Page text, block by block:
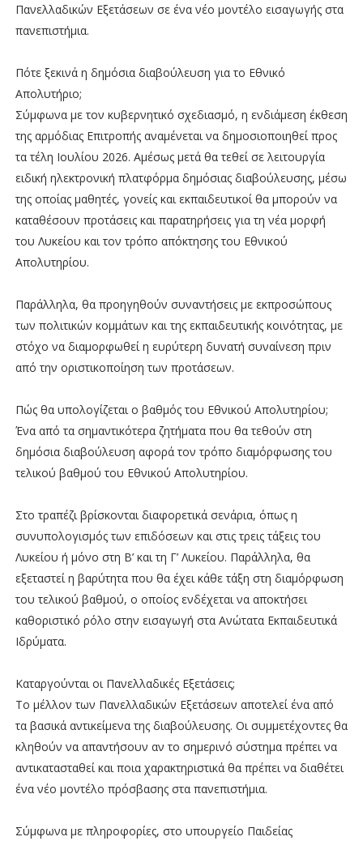
Πανελλαδικών Εξετάσεων σε ένα νέο μοντέλο εισαγωγής στα
πανεπιστήμια.
Πότε ξεκινά η δημόσια διαβούλευση για το Εθνικό
Απολυτήριο;
Σύμφωνα με τον κυβερνητικό σχεδιασμό, η ενδιάμεση έκθεση
της αρμόδιας Επιτροπής αναμένεται να δημοσιοποιηθεί προς
τα τέλη Ιουλίου 2026. Αμέσως μετά θα τεθεί σε λειτουργία
ειδική ηλεκτρονική πλατφόρμα δημόσιας διαβούλευσης, μέσω
της οποίας μαθητές, γονείς και εκπαιδευτικοί θα μπορούν να
καταθέσουν προτάσεις και παρατηρήσεις για τη νέα μορφή
του Λυκείου και τον τρόπο απόκτησης του Εθνικού
Απολυτηρίου.
Παράλληλα, θα προηγηθούν συναντήσεις με εκπροσώπους
των πολιτικών κομμάτων και της εκπαιδευτικής κοινότητας, με
στόχο να διαμορφωθεί η ευρύτερη δυνατή συναίνεση πριν
από την οριστικοποίηση των προτάσεων.
Πώς θα υπολογίζεται ο βαθμός του Εθνικού Απολυτηρίου;
Ένα από τα σημαντικότερα ζητήματα που θα τεθούν στη
δημόσια διαβούλευση αφορά τον τρόπο διαμόρφωσης του
τελικού βαθμού του Εθνικού Απολυτηρίου.
Στο τραπέζι βρίσκονται διαφορετικά σενάρια, όπως η
συνυπολογισμός των επιδόσεων και στις τρεις τάξεις του
Λυκείου ή μόνο στη Β’ και τη Γ’ Λυκείου. Παράλληλα, θα
εξεταστεί η βαρύτητα που θα έχει κάθε τάξη στη διαμόρφωση
του τελικού βαθμού, ο οποίος ενδέχεται να αποκτήσει
καθοριστικό ρόλο στην εισαγωγή στα Ανώτατα Εκπαιδευτικά
Ιδρύματα.
Καταργούνται οι Πανελλαδικές Εξετάσεις;
Το μέλλον των Πανελλαδικών Εξετάσεων αποτελεί ένα από
τα βασικά αντικείμενα της διαβούλευσης. Οι συμμετέχοντες θα
κληθούν να απαντήσουν αν το σημερινό σύστημα πρέπει να
αντικατασταθεί και ποια χαρακτηριστικά θα πρέπει να διαθέτει
ένα νέο μοντέλο πρόσβασης στα πανεπιστήμια.
Σύμφωνα με πληροφορίες, στο υπουργείο Παιδείας